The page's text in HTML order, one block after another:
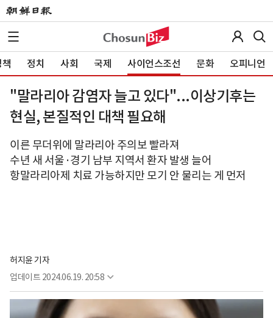
정치 사회 국제 사이언스조선 문화 오피니언
"말라리아 감염자 늘고 있다"...이상기후는
현실, 본질적인 대책 필요해
이른 무더위에 말라리아 주의보 빨라져
수년 새 서울·경기 남부 지역서 환자 발생 늘어
항말라리아제 치료 가능하지만 모기 안 물리는 게 먼저
허지윤 기자
업데이트 2024.06.19. 20:58